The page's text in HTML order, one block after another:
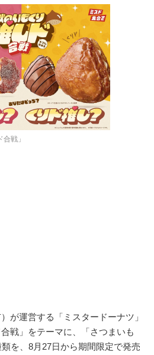
戦」
が運営する「ミスタードーナツ」
戦」をテーマに、「さつまいも
を、8月27日から期間限定で発売